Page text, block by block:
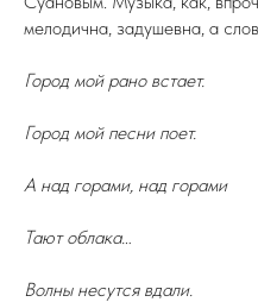
мелодична, задушевна, а
Город мой рано встает.
Город мой песни поет.
А над горами, над горами
Тают облака…
Волны несутся вдали.